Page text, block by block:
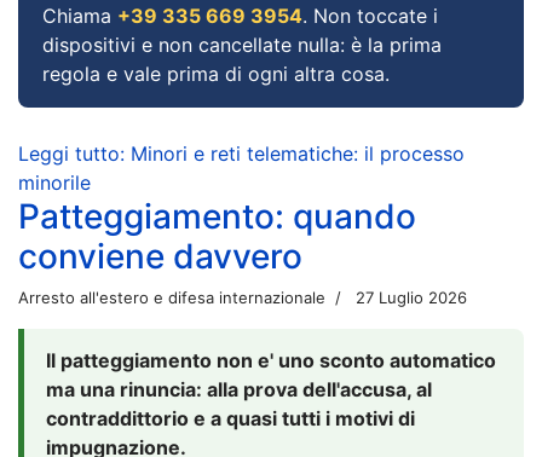
Chiama +39 335 669 3954. Non toccate i
dispositivi e non cancellate nulla: è la prima
regola e vale prima di ogni altra cosa.
Leggi tutto: Minori e reti telematiche: il processo
minorile
Patteggiamento: quando
conviene davvero
Arresto all'estero e difesa internazionale 27 Luglio 2026
Il patteggiamento non e' uno sconto automatico
ma una rinuncia: alla prova dell'accusa, al
contraddittorio e a quasi tutti i motivi di
impugnazione.